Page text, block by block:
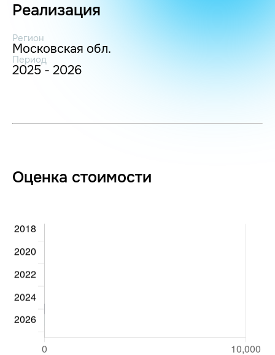
Реализация
Регион
Московская обл.
Период
2025 - 2026
Оценка стоимости